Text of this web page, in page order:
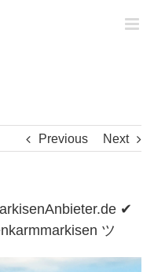
Previous Next
✔
ツ